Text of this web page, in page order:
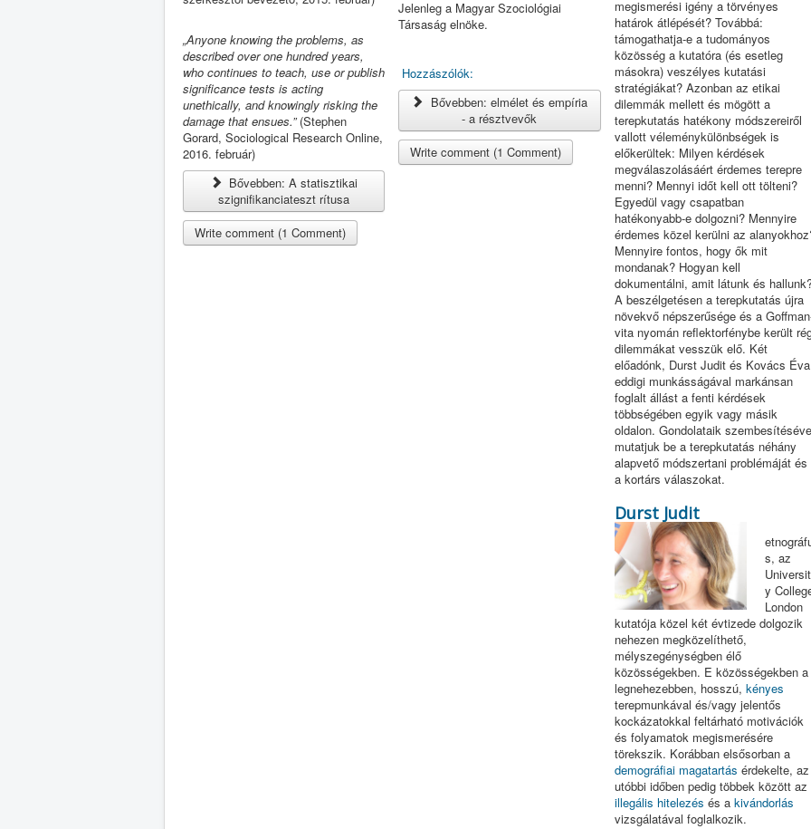
„Anyone knowing the problems, as
described over one hundred years,
who continues to teach, use or publish
significance tests is acting
unethically, and knowingly risking the
damage that ensues.”(Stephen
Gorard, Sociological Research Online,
2016. február)
Bővebben: A statisztikai
szignifikanciateszt rítusa
Write comment (1 Comment)
Jelenleg a Magyar Szociológiai
Társaság elnöke.
Hozzászólók:
Bővebben: elmélet és empíria
- a résztvevők
Write comment (1 Comment)
megismerési igény a törvényes
határok átlépését? Továbbá:
támogathatja-e a tudományos
közösség a kutatóra (és esetleg
másokra) veszélyes kutatási
stratégiákat? Azonban az etikai
dilemmák mellett és mögött a
terepkutatás hatékony módszereiről
vallott véleménykülönbségek is
előkerültek: Milyen kérdések
megválaszolásáért érdemes terepre
menni? Mennyi időt kell ott tölteni?
Egyedül vagy csapatban
hatékonyabb-e dolgozni? Mennyire
érdemes közel kerülni az
Mennyire fontos, hogy ők mit
mondanak? Hogyan kell
dokumentálni, amit látunk és
A beszélgetésen a terepkutatás újra
növekvő népszerűsége és a
vita nyomán reflektorfénybe került
dilemmákat vesszük elő. Két
előadónk, Durst Judit és Kovács Éva
eddigi munkásságával markánsan
foglalt állást a fenti kérdések
többségében egyik vagy másik
oldalon. Gondolataik
mutatjuk be a terepkutatás néhány
alapvető módszertani problémáját és
a kortárs válaszokat.
Durst Judit
s, az
Universit
y
London
kutatója közel két évtizede dolgozik
nehezen megközelíthető,
mélyszegénységben élő
közösségekben. E közösségekben a
legnehezebben, hosszú, kényes
terepmunkával és/vagy jelentős
kockázatokkal feltárható motivációk
és folyamatok megismerésére
törekszik. Korábban elsősorban a
demográfiai magatartás érdekelte, az
utóbbi időben pedig többek között az
illegális hitelezés és a kivándorlás
vizsgálatával foglalkozik.